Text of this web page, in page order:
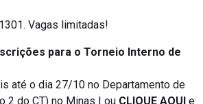
Vagas limitadas!
para o Torneio Interno de
até o dia 27/10 no Departamento de
2 do CT) no Minas I ou CLIQUE AQUI e